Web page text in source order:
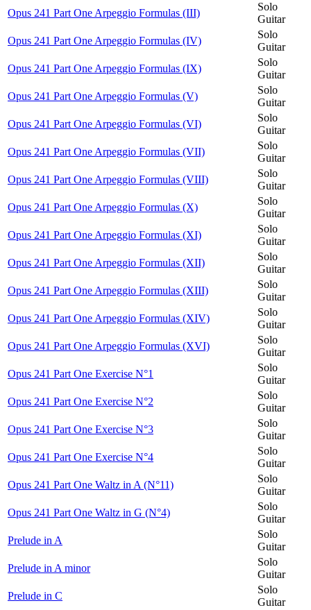
Opus 241 Part One Arpeggio Formulas (III)
Solo
Guitar
Opus 241 Part One Arpeggio Formulas (IV)
Solo
Guitar
Opus 241 Part One Arpeggio Formulas (IX)
Solo
Guitar
Opus 241 Part One Arpeggio Formulas (V)
Solo
Guitar
Opus 241 Part One Arpeggio Formulas (VI)
Solo
Guitar
Opus 241 Part One Arpeggio Formulas (VII)
Solo
Guitar
Opus 241 Part One Arpeggio Formulas (VIII)
Solo
Guitar
Opus 241 Part One Arpeggio Formulas (X)
Solo
Guitar
Opus 241 Part One Arpeggio Formulas (XI)
Solo
Guitar
Opus 241 Part One Arpeggio Formulas (XII)
Solo
Guitar
Opus 241 Part One Arpeggio Formulas (XIII)
Solo
Guitar
Opus 241 Part One Arpeggio Formulas (XIV)
Solo
Guitar
Opus 241 Part One Arpeggio Formulas (XVI)
Solo
Guitar
Opus 241 Part One Exercise N°1
Solo
Guitar
Opus 241 Part One Exercise N°2
Solo
Guitar
Opus 241 Part One Exercise N°3
Solo
Guitar
Opus 241 Part One Exercise N°4
Solo
Guitar
Opus 241 Part One Waltz in A (N°11)
Solo
Guitar
Opus 241 Part One Waltz in G (N°4)
Solo
Guitar
Prelude in A
Solo
Guitar
Prelude in A minor
Solo
Guitar
Prelude in C
Solo
Guitar